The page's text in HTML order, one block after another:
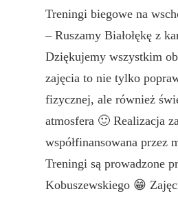
Treningi biegowe na
– Ruszamy Białołękę z
Dziękujemy wszystkim
zajęcia to nie tylko
fizycznej, ale również
atmosfera 🙂 Realizacja
współfinansowana przez
Treningi są prowadzone
Kobuszewskiego 😁